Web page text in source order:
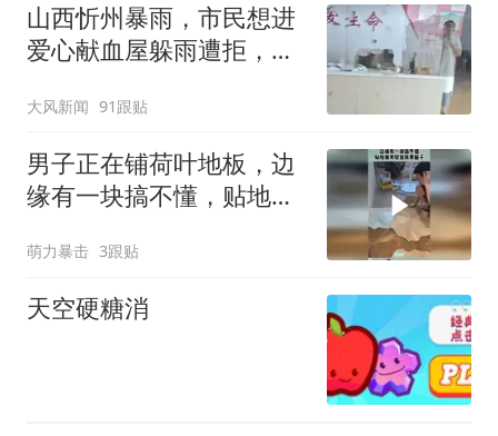
山西忻州暴雨，市民想进
爱心献血屋躲雨遭拒，工
业？血站回应：怕木地板
泡坏才关门，服务态度欠
佳，将加强管理
大风新闻 91跟贴
男子正在铺荷叶地板，边
缘有一块搞不懂，贴地板
萌力暴击 3跟贴
天空硬糖消